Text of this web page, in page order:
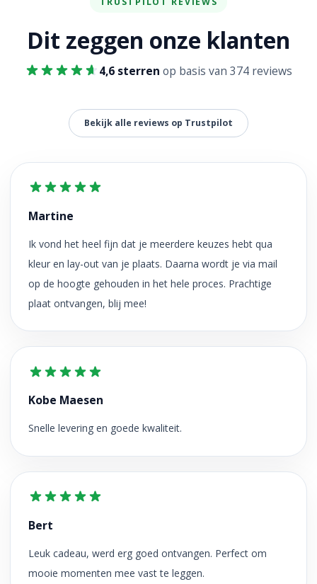
Dit zeggen onze klanten
4,6 sterren op basis van 374 reviews
Bekijk alle reviews op Trustpilot
Martine
Ik vond het heel fijn dat je meerdere keuzes hebt qua
kleur en lay-out van je plaats. Daarna wordt je via mail
op de hoogte gehouden in het hele proces. Prachtige
plaat ontvangen, blij mee!
Kobe Maesen
Snelle levering en goede kwaliteit.
Bert
Leuk cadeau, werd erg goed ontvangen. Perfect om
mooie momenten mee vast te leggen.